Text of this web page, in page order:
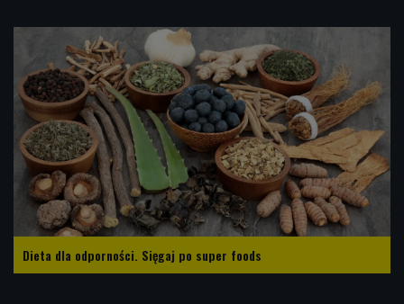
Dieta dla odporności. Sięgaj po super foods